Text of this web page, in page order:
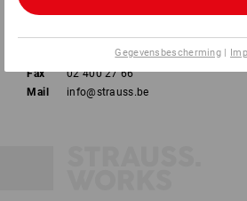
1931 Zaventem - Brucargo
02 400 27 64
Fax
02 400 27 66
Mail
info@strauss.be
Gegevensbescherming |